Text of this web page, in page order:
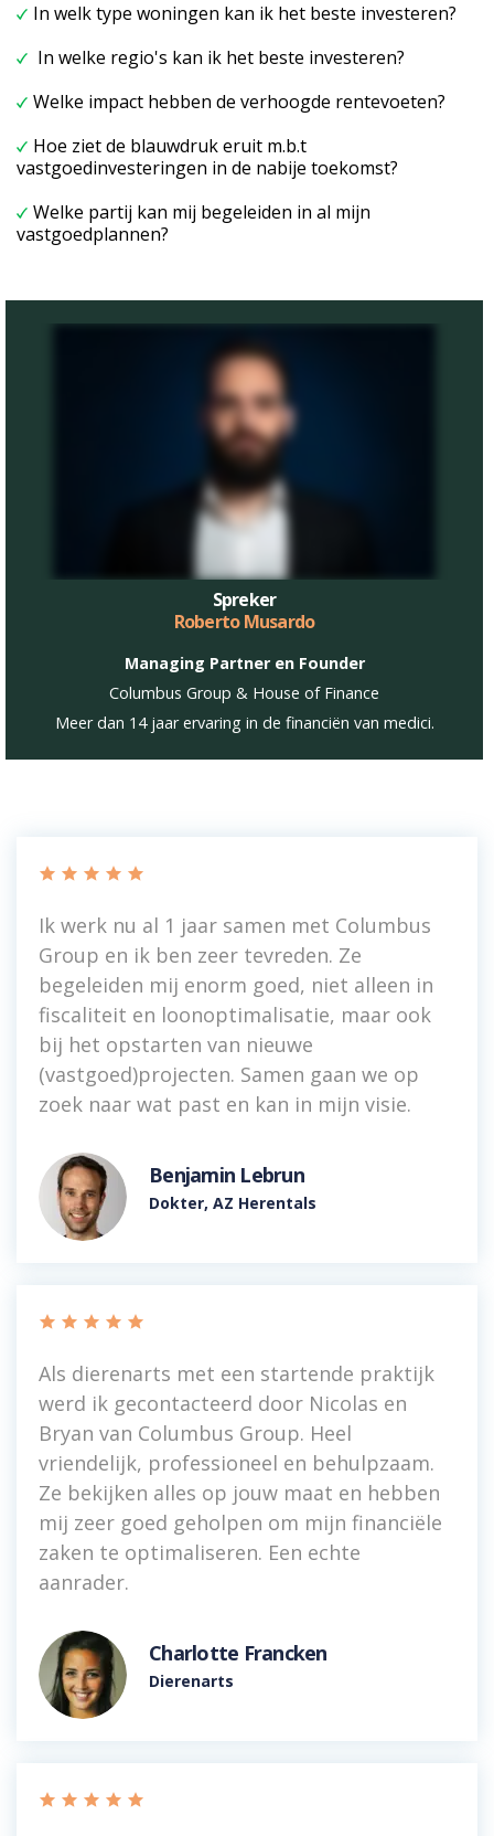
In welk type woningen kan ik het beste investeren?
In welke regio's kan ik het beste investeren?
Welke impact hebben de verhoogde rentevoeten?
Hoe ziet de blauwdruk eruit m.b.t
vastgoedinvesteringen in de nabije toekomst?
Welke partij kan mij begeleiden in al mijn
vastgoedplannen?
Spreker
Roberto Musardo
Managing Partner en Founder
Columbus Group & House of Finance
Meer dan 14 jaar ervaring in de financiën van medici.
    
Ik werk nu al 1 jaar samen met Columbus
Group en ik ben zeer tevreden. Ze
begeleiden mij enorm goed, niet alleen in
fiscaliteit en loonoptimalisatie, maar ook
bij het opstarten van nieuwe
(vastgoed)projecten. Samen gaan we op
zoek naar wat past en kan in mijn visie.
Benjamin Lebrun
Dokter, AZ Herentals
    
Als dierenarts met een startende praktijk
werd ik gecontacteerd door Nicolas en
Bryan van Columbus Group. Heel
vriendelijk, professioneel en behulpzaam.
Ze bekijken alles op jouw maat en hebben
mij zeer goed geholpen om mijn financiële
zaken te optimaliseren. Een echte
aanrader.
Charlotte Francken
Dierenarts
    